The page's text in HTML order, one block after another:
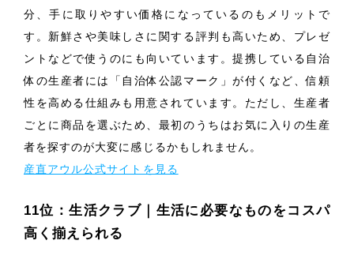
分、手に取りやすい価格になっているのもメリットで
す。新鮮さや美味しさに関する評判も高いため、プレゼ
ントなどで使うのにも向いています。提携している自治
体の生産者には「自治体公認マーク」が付くなど、信頼
性を高める仕組みも用意されています。ただし、生産者
ごとに商品を選ぶため、最初のうちはお気に入りの生産
者を探すのが大変に感じるかもしれません。
産直アウル公式サイトを見る
11位：生活クラブ｜生活に必要なものをコスパ
高く揃えられる